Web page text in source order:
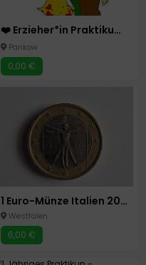
❤️ Erzieher*in Praktikum Sozialassistentin Berlin Pankow Kita ❤️
Pankow
0,00 €
1 Euro-Münze Italien 2002 - alte Europakarte -
Westfalen
6,00 €